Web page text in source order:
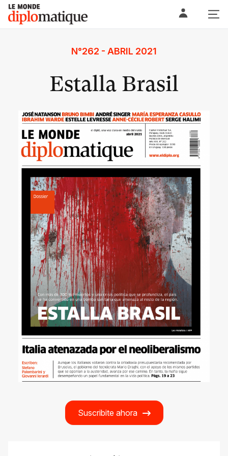
Skip
content
Le monde diplomatique
N°262 - ABRIL 2021
Estalla Brasil
Suscribite ahora